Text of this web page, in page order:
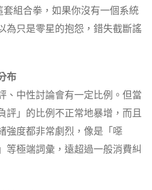
組合拳，如果你沒有一個系統
為只是零星的抱怨，錯失截斷謠
布
、中性討論會有一定比例。但當
評」的比例不正常地暴增，而且
強度都非常劇烈，像是「噁
等極端詞彙，遠超過一般消費糾